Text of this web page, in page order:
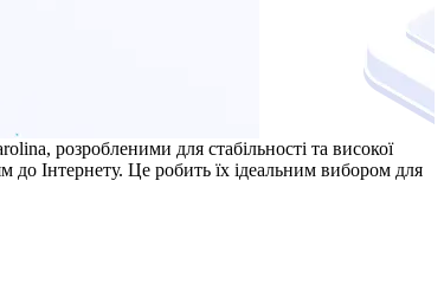
розробленими для стабільності та високої
Інтернету. Це робить їх ідеальним вибором для